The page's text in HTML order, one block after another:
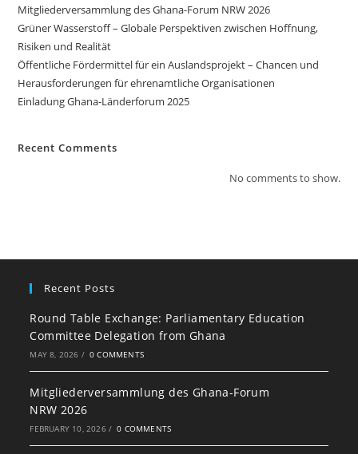
Mitgliederversammlung des Ghana-Forum NRW 2026
Grüner Wasserstoff – Globale Perspektiven zwischen Hoffnung,
Risiken und Realität
Öffentliche Fördermittel für ein Auslandsprojekt – Chancen und
Herausforderungen für ehrenamtliche Organisationen
Einladung Ghana-Länderforum 2025
Recent Comments
No comments to show.
Recent Posts
Round Table Exchange: Parliamentary Education
Committee Delegation from Ghana
MAY 8, 2026 / 0 COMMENTS
Mitgliederversammlung des Ghana-Forum
NRW 2026
FEBRUARY 10, 2026 / 0 COMMENTS